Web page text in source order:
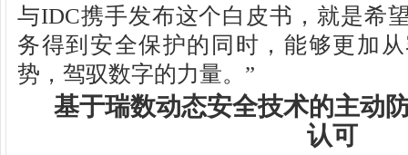
与IDC携手发布这个白皮书，就是希
务得到安全保护的同时，能够更加
势，驾驭数字的力量。”
基于瑞数动态安全技术的主动
认可